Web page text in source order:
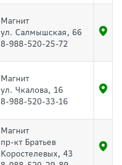
Магнит
ул. Салмышская, 66
8-988-520-25-72
Магнит
ул. Чкалова, 16
8-988-520-33-16
Магнит
пр-кт Братьев
Коростелевых, 43